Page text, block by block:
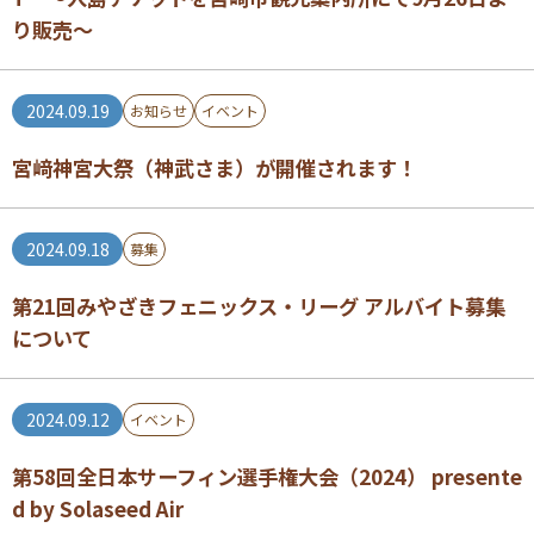
り販売～
2024.09.19 お知らせ イベント
宮﨑神宮大祭（神武さま）が開催されます！
2024.09.18 募集
第21回みやざきフェニックス・リーグ アルバイト募集
について
2024.09.12 イベント
第58回全日本サーフィン選手権大会（2024） presente
d by Solaseed Air